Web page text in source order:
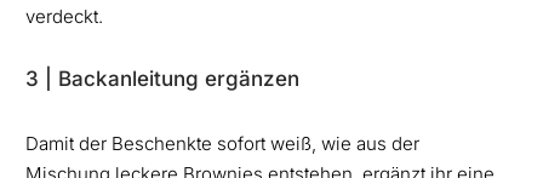
verdeckt.
3 | Backanleitung ergänzen
Damit der Beschenkte sofort weiß, wie aus der